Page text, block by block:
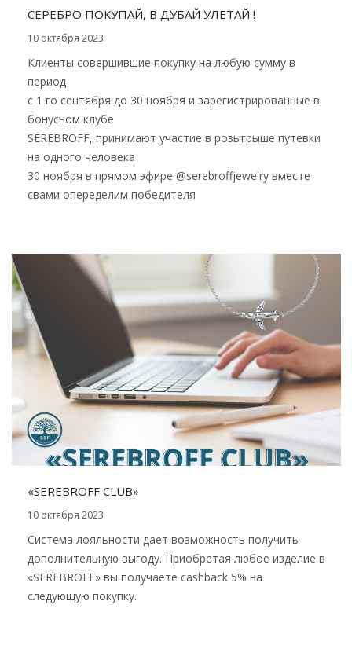
СЕРЕБРО ПОКУПАЙ, В ДУБАЙ УЛЕТАЙ !
10 октября 2023
Клиенты совершившие покупку на любую сумму в
период
с 1 го сентября до 30 ноября и зарегистрированные в
бонусном клубе
SEREBROFF, принимают участие в розыгрыше путевки
на одного человека
30 ноября в прямом эфире @serebroffjewelry вместе
свами опеределим победителя
«SEREBROFF CLUB»
10 октября 2023
Система лояльности дает возможность получить
дополнительную выгоду. Приобретая любое изделие в
«SEREBROFF» вы получаете cashback 5% на
следующую покупку.